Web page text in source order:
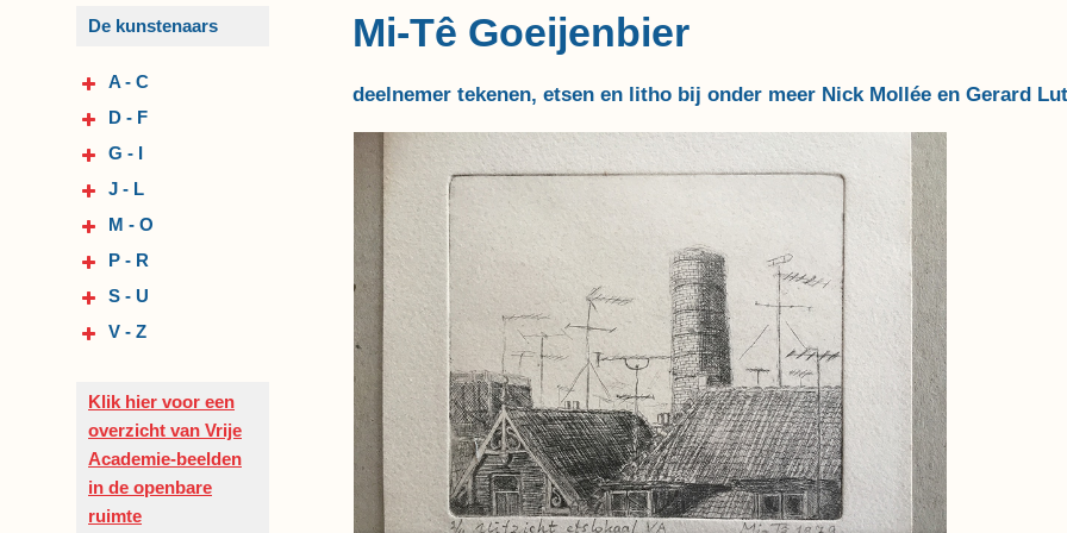
Mi-Tê Goeijenbier
deelnemer tekenen, etsen en litho bij onder meer Nick Mollée en Gerard
De kunstenaars
A - C
D - F
G - I
J - L
M - O
P - R
S - U
V - Z
Klik hier voor een
overzicht van Vrije
Academie-beelden
in de openbare
ruimte